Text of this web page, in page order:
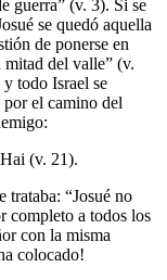
guerra” (v. 3). Si se
se quedó aquella
de ponerse en
mitad del valle” (v.
y todo Israel se
el camino del
(v. 21).
trataba: “Josué no
completo a todos los
con la misma
colocado!